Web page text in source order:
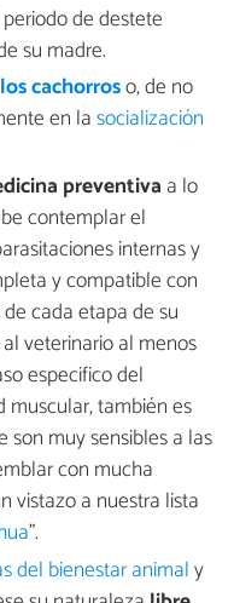
de destete
su madre.
cachorroso, de no
en lasocialización
preventiva a lo
contemplar el
internas y
y compatible con
cada etapa de su
veterinario al menos
especifico del
muscular, también es
son muy sensibles a las
con mucha
vistazo a nuestra lista
".
del bienestar animaly